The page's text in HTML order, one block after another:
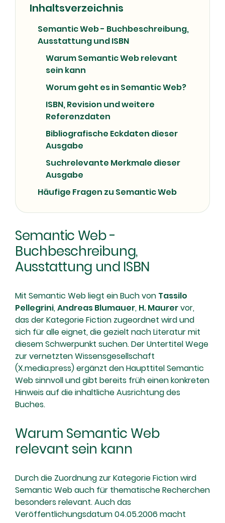
Web Services
Wissensmanagement
Wissensorganisation
08/07/2026
Inhaltsverzeichnis
Semantic Web - Buchbeschreibung,
Ausstattung und ISBN
Warum Semantic Web relevant
sein kann
Worum geht es in Semantic Web?
ISBN, Revision und weitere
Referenzdaten
Bibliografische Eckdaten dieser
Ausgabe
Suchrelevante Merkmale dieser
Ausgabe
Häufige Fragen zu Semantic Web
Semantic Web -
Buchbeschreibung,
Ausstattung und ISBN
Mit Semantic Web liegt ein Buch von Tassilo
Pellegrini,Andreas Blumauer, H. Maurervor,
das der Kategorie Fiction zugeordnet wird und
sich für alle eignet, die gezielt nach Literatur mit
diesem Schwerpunkt suchen. Der Untertitel Wege
zur vernetzten Wissensgesellschaft
(X.media.press) ergänzt den Haupttitel Semantic
Web sinnvoll und gibt bereits früh einen konkreten
Hinweis auf die inhaltliche Ausrichtung des
Buches.
Warum Semantic Web
relevant sein kann
Durch die Zuordnung zur Kategorie Fiction wird
Semantic Web auch für thematische Recherchen
besonders relevant. Auch das
Veröffentlichungsdatum 04.05.2006 macht